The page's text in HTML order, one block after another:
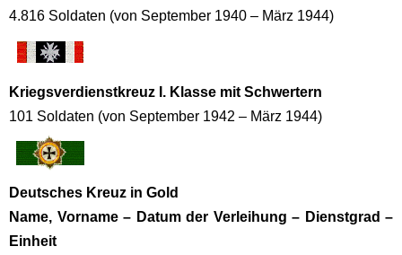
4.816 Soldaten (von September 1940 – März 1944)
Kriegsverdienstkreuz I. Klasse mit Schwertern
101 Soldaten (von September 1942 – März 1944)
Deutsches Kreuz in Gold
Name, Vorname – Datum der Verleihung – Dienstgrad –
Einheit